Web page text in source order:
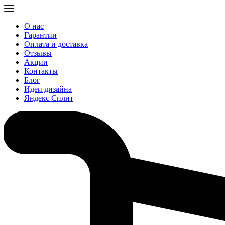
О нас
Гарантии
Оплата и доставка
Отзывы
Акции
Контакты
Блог
Идеи дизайна
Яндекс Сплит